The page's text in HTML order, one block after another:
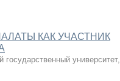
КАК УЧАСТНИК
государственный университет,